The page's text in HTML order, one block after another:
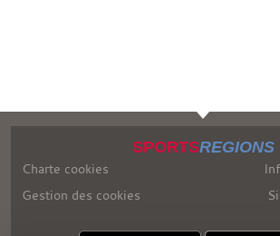
SPORTSREGIONS
Charte cookies
Gestion des cookies